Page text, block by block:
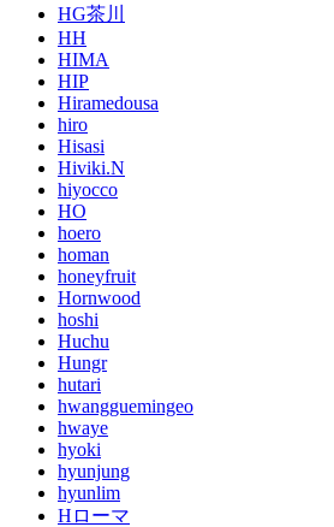
HG茶川
HH
HIMA
HIP
Hiramedousa
hiro
Hisasi
Hiviki.N
hiyocco
HO
hoero
homan
honeyfruit
Hornwood
hoshi
Huchu
Hungr
hutari
hwangguemingeo
hwaye
hyoki
hyunjung
hyunlim
Hローマ